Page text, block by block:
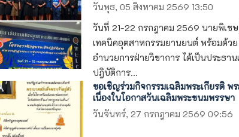
วันพุธ, 05 สิงหาคม 2569 13:50
วันที่ 21-22 กรกฎาคม 2569 นายพิเช
เทคนิคอุตสาหกรรมยานยนต์ พร้อมด้ว
อำนวยการฝ่ายวิชาการ ได้เป็นประธาน
ปฎิบัติการ...
ขอเชิญร่วมกิจกรรมเฉลิมพระเกียรติ พ
เนื่องในโอกาสวันเฉลิมพระชนมพรรษา
วันจันทร์, 27 กรกฎาคม 2569 09:56